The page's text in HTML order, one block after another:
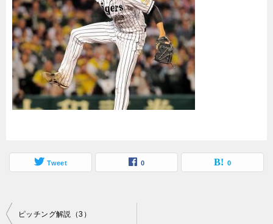
Tweet 0 0
投
ピッチング解説（3）